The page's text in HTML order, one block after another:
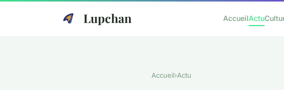
Lupchan AccueilActu
Accueil›Actu